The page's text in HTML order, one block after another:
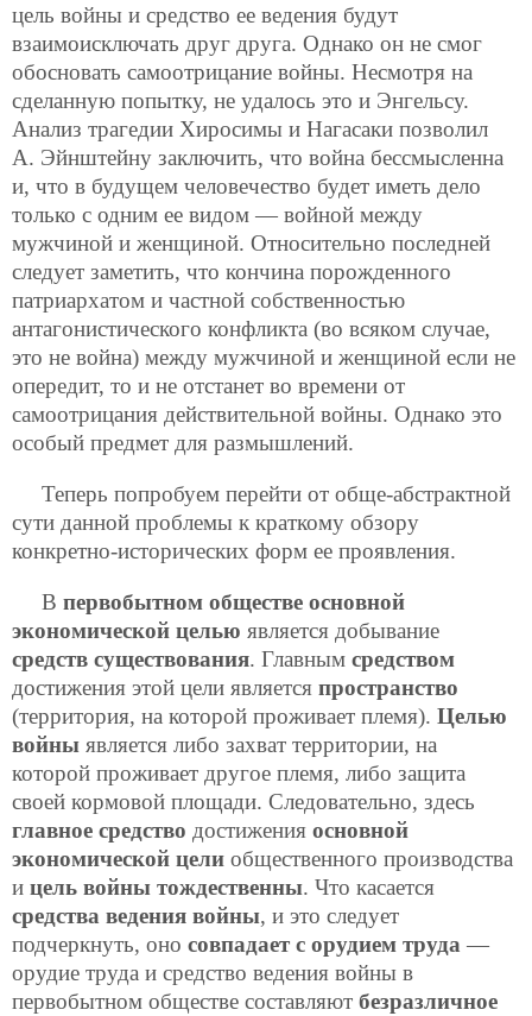
цель войны и средство ее ведения будут
взаимоисключать друг друга. Однако он не смог
обосновать самоотрицание войны. Несмотря на
сделанную попытку, не удалось это и Энгельсу.
Анализ трагедии Хиросимы и Нагасаки позволил
А. Эйнштейну заключить, что война бессмысленна
и, что в будущем человечество будет иметь дело
только с одним ее видом — войной между
мужчиной и женщиной. Относительно последней
следует заметить, что кончина порожденного
патриархатом и частной собственностью
антагонистического конфликта (во всяком случае,
это не война) между мужчиной и женщиной если не
опередит, то и не отстанет во времени от
самоотрицания действительной войны. Однако это
особый предмет для размышлений.
Теперь попробуем перейти от обще-абстрактной
сути данной проблемы к краткому обзору
конкретно-исторических форм ее проявления.
В первобытном обществе основной
экономической целью является добывание
средств существования. Главным средством
достижения этой цели является пространство
(территория, на которой проживает племя). Целью
войны является либо захват территории, на
которой проживает другое племя, либо защита
своей кормовой площади. Следовательно, здесь
главное средство достижения основной
экономической цели общественного производства
и цель войны тождественны. Что касается
средства ведения войны, и это следует
подчеркнуть, оно совпадает с орудием труда —
орудие труда и средство ведения войны в
первобытном обществе составляют безразличное